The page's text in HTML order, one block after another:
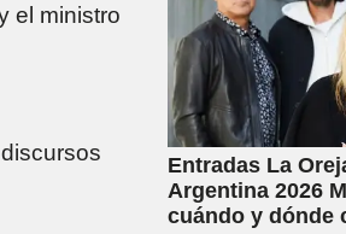
el ministro
Entradas La
Argentina 2026
cuándo y dónde